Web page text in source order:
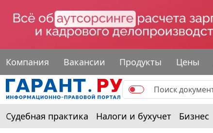
Компания Вакансии Продукты Цены
Судебная практика Налоги и бухучет Бизнес